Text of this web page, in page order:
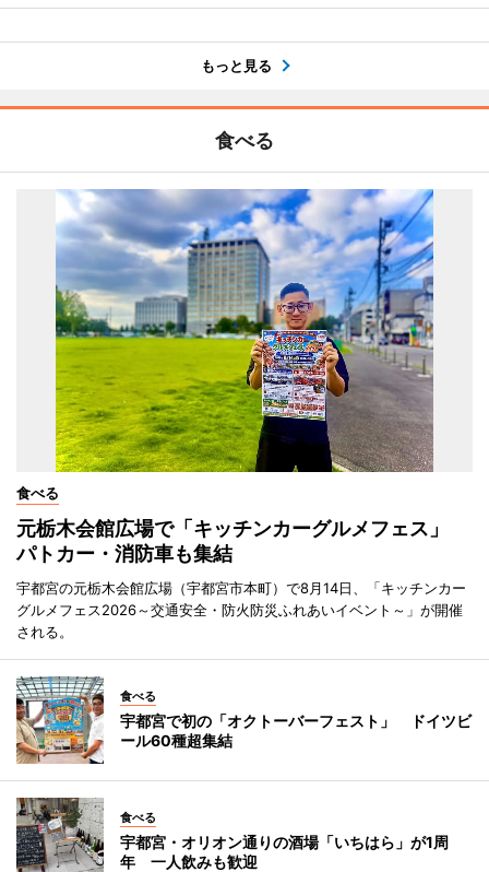
もっと見る
食べる
食べる
元栃木会館広場で「キッチンカーグルメフェス」
パトカー・消防車も集結
宇都宮の元栃木会館広場（宇都宮市本町）で8月14日、「キッチンカー
グルメフェス2026～交通安全・防火防災ふれあいイベント～」が開催
される。
食べる
宇都宮で初の「オクトーバーフェスト」 ドイツビ
ール60種超集結
食べる
宇都宮・オリオン通りの酒場「いちはら」が1周
年 一人飲みも歓迎